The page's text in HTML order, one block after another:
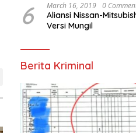
6 March 16, 2019 0
Aliansi Nissan-
Versi Mungil
Berita Kriminal